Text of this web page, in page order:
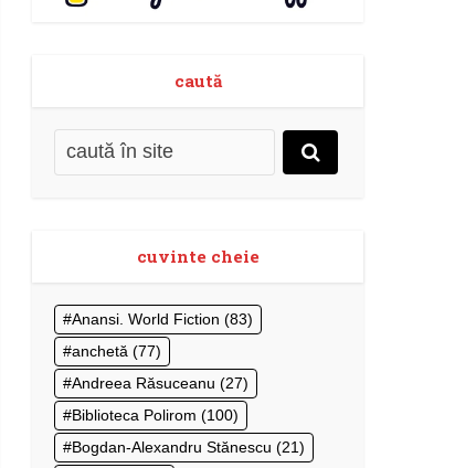
caută
cuvinte cheie
Anansi. World Fiction (83)
anchetă (77)
Andreea Răsuceanu (27)
Biblioteca Polirom (100)
Bogdan-Alexandru Stănescu (21)